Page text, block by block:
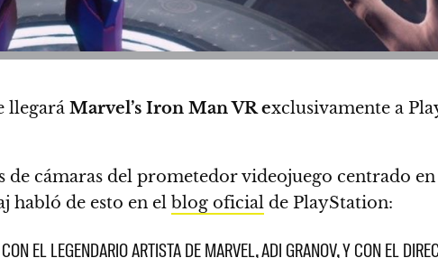
llegará Marvel’s Iron Man VR exclusivamente a
cámaras del prometedor videojuego centrado
habló de esto en el blog oficial de PlayStation:
EL LEGENDARIO ARTISTA DE MARVEL, ADI GRANOV, Y CON EL